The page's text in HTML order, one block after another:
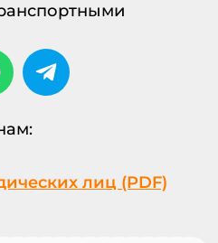
лиц (PDF)